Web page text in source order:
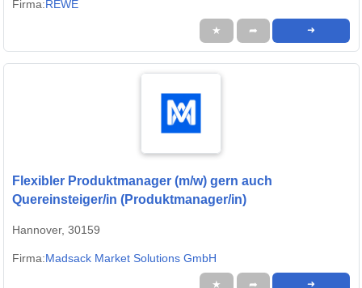
Firma:REWE
★ ➦ ➜
Flexibler Produktmanager (m/w) gern auch
Quereinsteiger/in (Produktmanager/in)
Hannover, 30159
Firma:Madsack Market Solutions GmbH
★ ➦ ➜